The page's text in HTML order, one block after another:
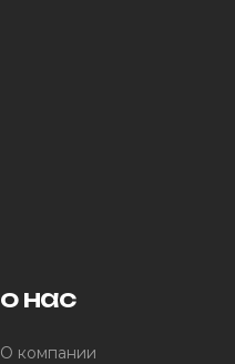
о нас
О компании